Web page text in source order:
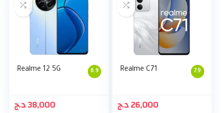
6.9
Realme 12 5G
38,000د.ج
7.9
Realme C71
26,000د.ج